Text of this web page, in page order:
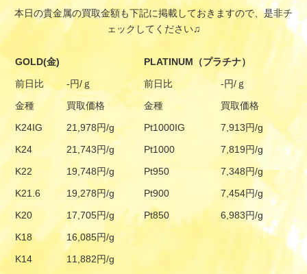
本日の貴金属の買取金額も下記に掲載しておきますので、是非チ
ェックしてください♫
GOLD(金)
PLATINUM（プラチナ）
前日比
-円/ｇ 前日比
-円/ｇ
金種
買取価格 金種
買取価格
K24IG
21,978円/g Pt1000IG
7,913円/g
K24
21,743円/g Pt1000
7,819円/g
K22
19,748円/g Pt950
7,348円/g
K21.6
19,278円/g Pt900
7,454円/g
K20
17,705円/g Pt850
6,983円/g
K18
16,085円/g
K14
11,882円/g